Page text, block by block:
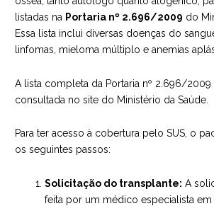
listadas na Portaria nº 2.696/2009 do
Essa lista inclui diversas doenças do
linfomas, mieloma múltiplo e anemias
A lista completa da Portaria nº 2.696/
consultada no site do Ministério da Saúde
Para ter acesso à cobertura pelo SUS, o
os seguintes passos:
Solicitação do transplante: A
feita por um médico especialista